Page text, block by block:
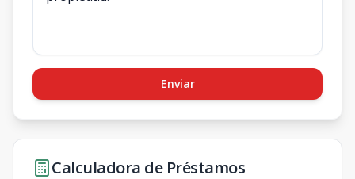
Enviar
Calculadora de Préstamos